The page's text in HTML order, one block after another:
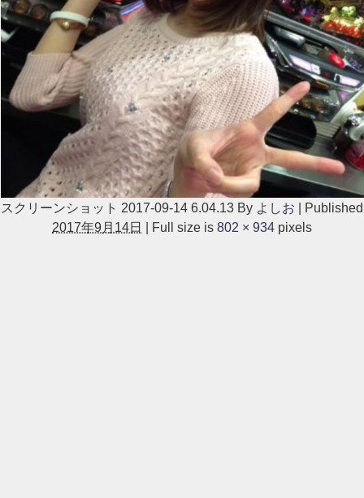
スクリーンショット 2017-09-14 6.04.13 By よしお | Published
2017年9月14日 | Full size is 802 × 934 pixels